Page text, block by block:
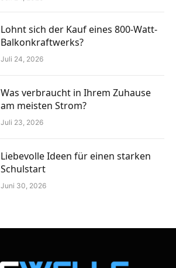
Lohnt sich der Kauf eines 800-Watt-
Balkonkraftwerks?
Juli 24, 2026
Was verbraucht in Ihrem Zuhause
am meisten Strom?
Juli 23, 2026
Liebevolle Ideen für einen starken
Schulstart
Juni 30, 2026